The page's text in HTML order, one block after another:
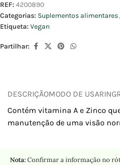
REF: 4200890
Categorias: Suplementos alimentares,
Etiqueta: Vegan
Partilhar:
DESCRIÇÃOMODO DE USAR
Contém vitamina A e Zinco
manutenção de uma visão
Nota:Confirmar a informação no